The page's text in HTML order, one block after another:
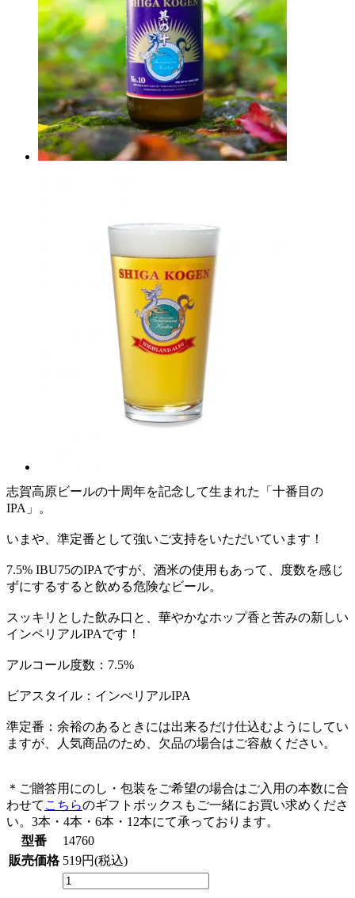
志賀高原ビールの十周年を記念して生まれた「十番目の
IPA」。
いまや、準定番として強いご支持をいただいています！
7.5% IBU75のIPAですが、酒米の使用もあって、度数を感じ
ずにするすると飲める危険なビール。
スッキリとした飲み口と、華やかなホップ香と苦みの新しい
インペリアルIPAです！
アルコール度数：7.5%
ビアスタイル：インぺリアルIPA
準定番：余裕のあるときには出来るだけ仕込むようにしてい
ますが、人気商品のため、欠品の場合はご容赦ください。
＊ご贈答用にのし・包装をご希望の場合はご入用の本数に合
わせて こちらのギフトボックスもご一緒にお買い求めくださ
い。3本・4本・6本・12本にて承っております。
型番
14760
販売価格 519円(税込)